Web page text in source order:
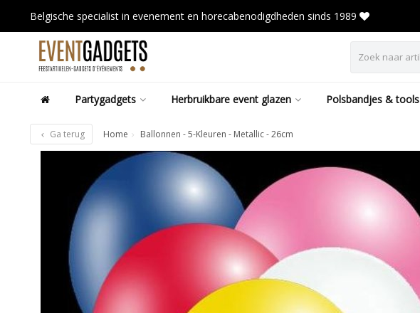
Belgische specialist in evenement en horecabenodigdheden sinds 1989
Partygadgets Herbruikbare event glazen Polsbandjes & tools
Ga terug Home Ballonnen - 5-Kleuren - Metallic - 26cm